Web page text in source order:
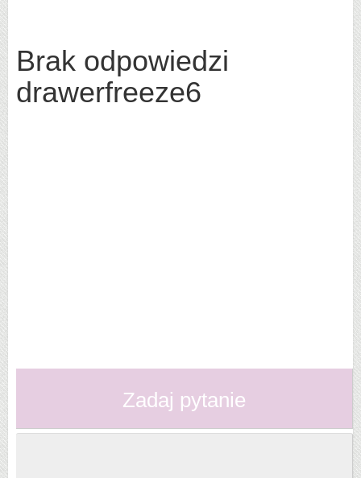
Brak odpowiedzi
drawerfreeze6
Zadaj pytanie